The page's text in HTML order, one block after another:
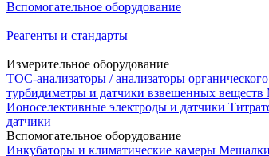
Вспомогательное оборудование
Реагенты и стандарты
Измерительное оборудование
TOC-анализаторы / анализаторы органического
турбидиметры и датчики взвешенных веществ
Ионоселективные электроды и датчики
датчики
Вспомогательное оборудование
Инкубаторы и климатические камеры